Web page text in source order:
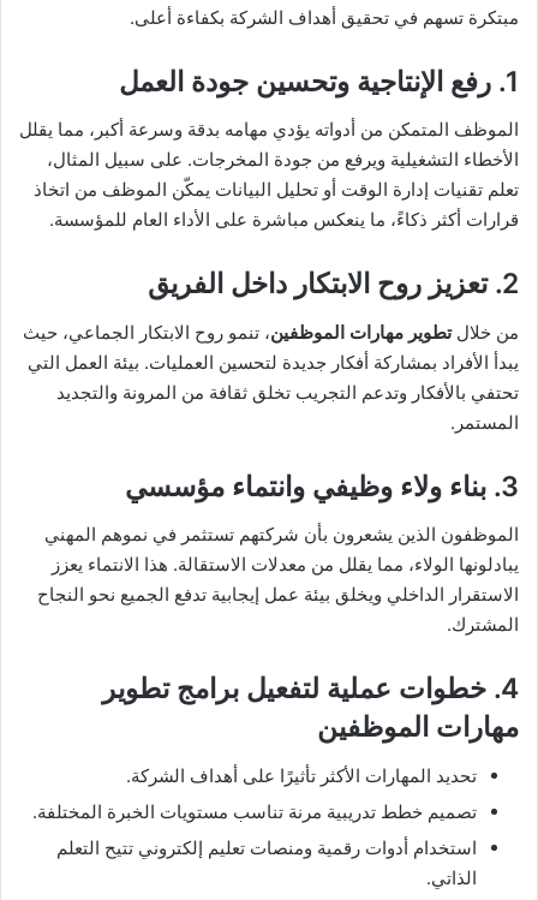
مبتكرة تسهم في تحقيق أهداف الشركة بكفاءة أعلى.
1. رفع الإنتاجية وتحسين جودة العمل
الموظف المتمكن من أدواته يؤدي مهامه بدقة وسرعة أكبر، مما يقلل
الأخطاء التشغيلية ويرفع من جودة المخرجات. على سبيل المثال،
تعلم تقنيات إدارة الوقت أو تحليل البيانات يمكّن الموظف من اتخاذ
قرارات أكثر ذكاءً، ما ينعكس مباشرة على الأداء العام للمؤسسة.
2. تعزيز روح الابتكار داخل الفريق
من خلالتطوير مهارات الموظفين، تنمو روح الابتكار الجماعي، حيث
يبدأ الأفراد بمشاركة أفكار جديدة لتحسين العمليات. بيئة العمل التي
تحتفي بالأفكار وتدعم التجريب تخلق ثقافة من المرونة والتجديد
المستمر.
3. بناء ولاء وظيفي وانتماء مؤسسي
الموظفون الذين يشعرون بأن شركتهم تستثمر في نموهم المهني
يبادلونها الولاء، مما يقلل من معدلات الاستقالة. هذا الانتماء يعزز
الاستقرار الداخلي ويخلق بيئة عمل إيجابية تدفع الجميع نحو النجاح
المشترك.
4. خطوات عملية لتفعيل برامج
تطوير
مهارات الموظفين
تحديد المهارات الأكثر تأثيرًا على أهداف الشركة.
تصميم خطط تدريبية مرنة تناسب مستويات الخبرة المختلفة.
استخدام أدوات رقمية ومنصات تعليم إلكتروني تتيح التعلم
الذاتي.